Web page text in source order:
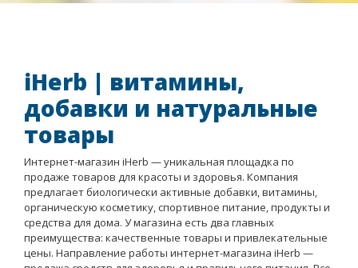
iHerb | витамины,
добавки и натуральные
товары
Интернет-магазин iHerb — уникальная площадка по
продаже товаров для красоты и здоровья. Компания
предлагает биологически активные добавки, витамины,
органическую косметику, спортивное питание, продукты и
средства для дома. У магазина есть два главных
преимущества: качественные товары и привлекательные
цены. Направление работы интернет-магазина iHerb —